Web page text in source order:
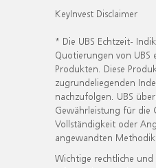
KeyInvest Disclaimer
* Die UBS Echtzeit-
Quotierungen von UBS
Produkten. Diese
zugrundeliegenden
nachzufolgen. UBS
Gewährleistung für die
Vollständigkeit oder
angewandten Methodik.
Wichtige rechtliche und